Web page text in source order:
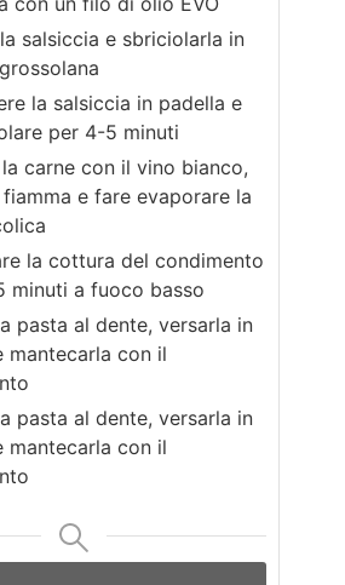
salsiccia e sbriciolarla in
la salsiccia in padella e
per 4-5 minuti
carne con il vino bianco,
e fare evaporare la
la cottura del condimento
minuti a fuoco basso
pasta al dente, versarla in
mantecarla con il
pasta al dente, versarla in
mantecarla con il